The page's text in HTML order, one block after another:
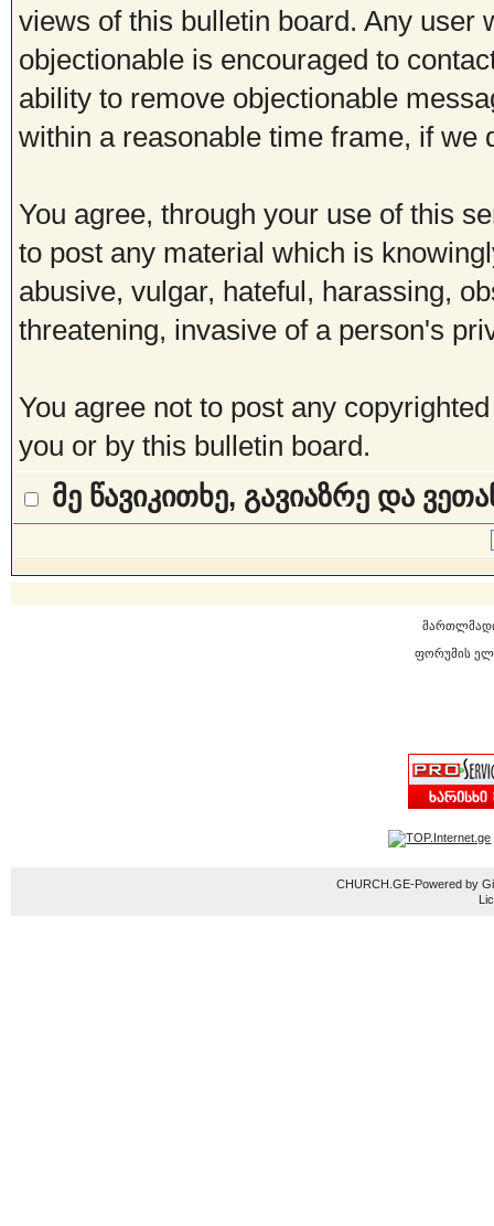
views of this bulletin board. Any user
objectionable is encouraged to
ability to remove objectionable
within a reasonable time frame, if we
You agree, through your use of this
to post any material which is
abusive, vulgar, hateful, harassing,
threatening, invasive of a person's
You agree not to post any
you or by this bulletin board.
მე წავიკითხე, გავიაზრე და
ფორუმის
CHURCH.GE-Powered by